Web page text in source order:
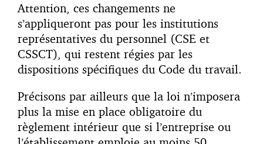
Attention, ces changements ne
s’appliqueront pas pour les institutions
représentatives du personnel (CSE et
CSSCT), qui restent régies par les
dispositions spécifiques du Code du travail.
Précisons par ailleurs que la loi n’imposera
plus la mise en place obligatoire du
règlement intérieur que si l’entreprise ou